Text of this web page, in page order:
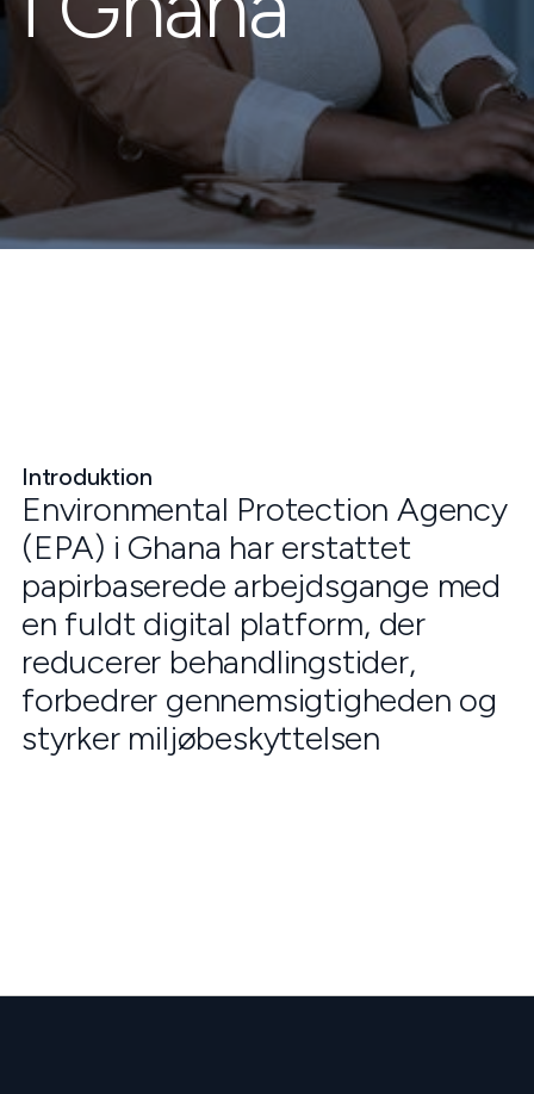
Introduktion
Environmental Protection Agency
(EPA) i Ghana har erstattet
papirbaserede arbejdsgange med
en fuldt digital platform, der
reducerer behandlingstider,
forbedrer gennemsigtigheden og
styrker miljøbeskyttelsen